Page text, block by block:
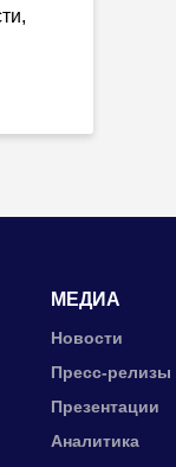
МЕДИА
Новости
Пресс-релизы
Презентации
Аналитика